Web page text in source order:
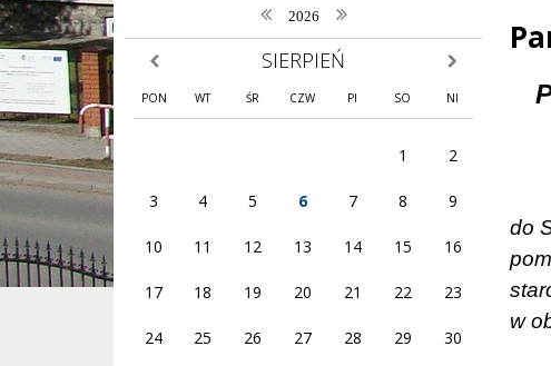
poprzedni rok
2026 następny rok
poprzedni miesiąc SIERPIEŃ następny miesiąc
PON WT ŚR CZW PI SO NI
1 2
3 4 5 6 7 8 9
10 11 12 13 14 15 16
17 18 19 20 21 22 23
24 25 26 27 28 29 30
do
w